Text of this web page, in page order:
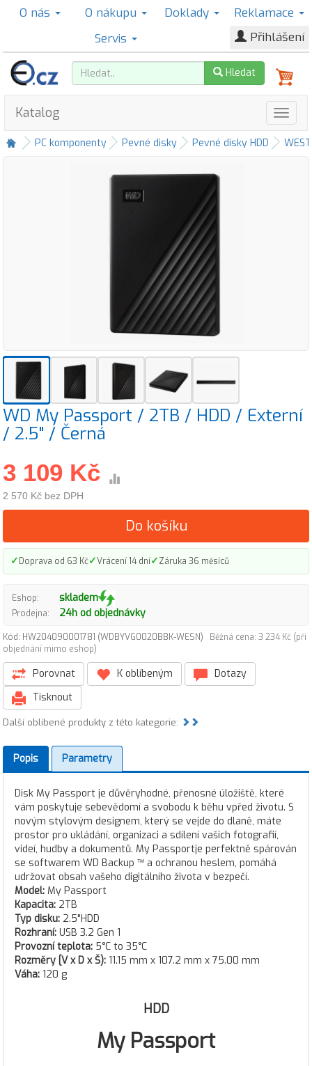
O nás O nákupu Doklady
Reklamace
Servis
Přihlášení
Hledat
Katalog
PC komponenty Pevné disky Pevné disky HDD
WD My Passport / 2TB / HDD / Externí
/ 2.5" / Černá
3 109 Kč
2 570 Kč bez DPH
Do košíku
✓Doprava od 63 Kč✓Vrácení 14 dní✓Záruka 36 měsíců
Eshop: skladem
Prodejna: 24h od objednávky
Kód: HW204090001781 (WDBYVG0020BBK-WESN)
Běžná cena: 3 234 Kč (při
objednání mimo eshop)
Porovnat K oblíbeným
Dotazy
Tisknout
Další oblíbené produkty z této kategorie:
Popis Parametry
Disk My Passport je důvěryhodné, přenosné úložiště, které
vám poskytuje sebevědomí a svobodu k běhu vpřed životu. S
novým stylovým designem, který se vejde do dlaně, máte
prostor pro ukládání, organizaci a sdílení vašich fotografií,
videí, hudby a dokumentů. My Passportje perfektně spárován
se softwarem WD Backup ™ a ochranou heslem, pomáhá
udržovat obsah vašeho digitálního života v bezpečí.
Model: My Passport
Kapacita: 2TB
Typ disku: 2.5"HDD
Rozhraní: USB 3.2 Gen 1
Provozní teplota: 5°C to 35°C
Rozměry [V x D x Š): 11.15 mm x 107.2 mm x 75.00 mm
Váha: 120 g
HDD
My Passport